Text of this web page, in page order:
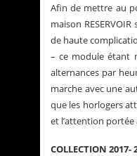
Afin de mettre au
maison
de haute
– ce module étant
alternances par
marche avec une
que les horlogers
et l’attention portée
COLLECTION 2017-